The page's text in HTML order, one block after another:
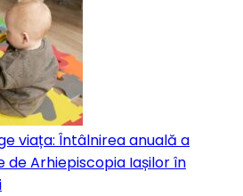
viața: Întâlnirea anuală a
Arhiepiscopia Iașilor în